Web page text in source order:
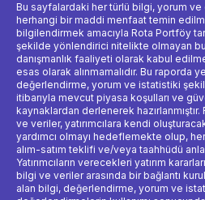
Bu sayfalardaki her türlü bilgi, yorum ve
herhangi bir maddi menfaat temin
bilgilendirmek amacıyla Rota Portföy
şekilde yönlendirici nitelikte olmayan bu
danışmanlık faaliyeti olarak kabul
esas olarak alınmamalıdır. Bu raporda
değerlendirme, yorum ve istatistiki şekil
itibarıyla mevcut piyasa koşulları ve
kaynaklardan derlenerek
ve veriler, yatırımcılara kendi
yardımcı olmayı hedeflemekte olup,
alım-satım teklifi ve/veya taahhüdü
Yatırımcıların verecekleri yatırım
bilgi ve veriler arasında bir bağlantı
alan bilgi, değerlendirme, yorum ve